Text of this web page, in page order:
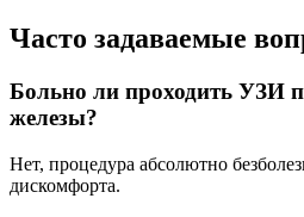
Часто задаваемые
Больно ли проходить УЗИ
железы?
Нет, процедура абсолютно
дискомфорта.